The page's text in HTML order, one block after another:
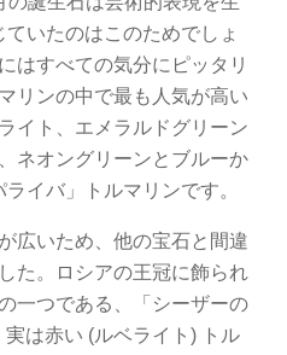
いたのはこのためでしょ
はすべての気分にピッタリ
リンの中で最も人気が高い
イト、エメラルドグリーン
ネオングリーンとブルーか
イバ」トルマリンです。
広いため、他の宝石と間違
た。ロシアの王冠に飾られ
一つである、「シーザーの
は赤い (ルベライト) トル